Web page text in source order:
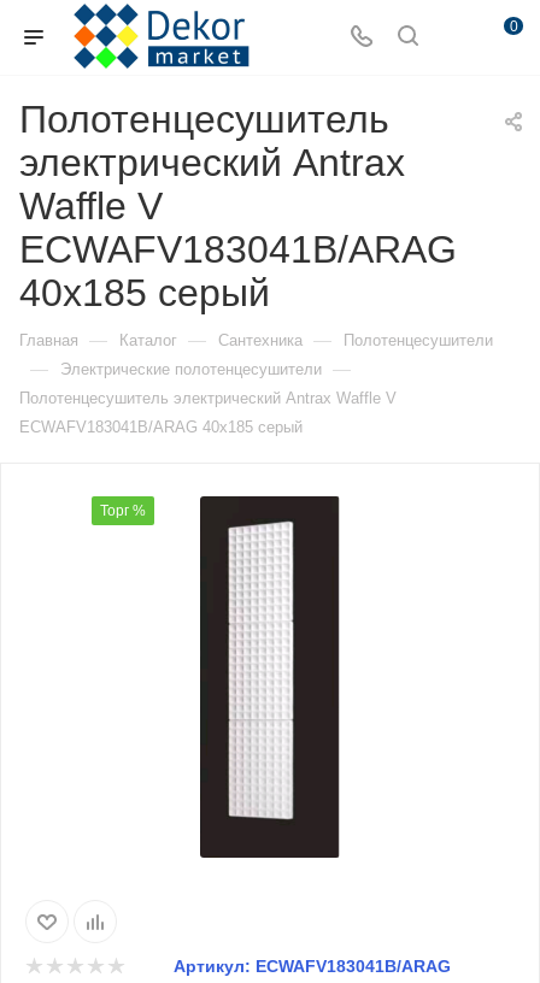
0
Полотенцесушитель
электрический Antrax
Waffle V
ECWAFV183041B/ARAG
40х185 серый
Главная — Каталог — Сантехника — Полотенцесушители
— Электрические полотенцесушители —
Полотенцесушитель электрический Antrax Waffle V
ECWAFV183041B/ARAG 40х185 серый
Торг %
Артикул: ECWAFV183041B/ARAG